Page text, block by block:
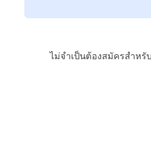
ไม่จำเป็นต้องสมัครสำห